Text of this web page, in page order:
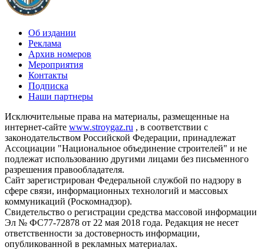
Об издании
Реклама
Архив номеров
Мероприятия
Контакты
Подписка
Наши партнеры
Исключительные права на материалы, размещенные на
интернет-сайте www.stroygaz.ru , в соответствии с
законодательством Российской Федерации, принадлежат
Ассоциации "Национальное объединение строителей" и не
подлежат использованию другими лицами без письменного
разрешения правообладателя.
Сайт зарегистрирован Федеральной службой по надзору в
сфере связи, информационных технологий и массовых
коммуникаций (Роскомнадзор).
Свидетельство о регистрации средства массовой информации
Эл № ФС77-72878 от 22 мая 2018 года. Редакция не несет
ответственности за достоверность информации,
опубликованной в рекламных материалах.